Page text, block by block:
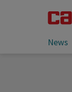
News
Sie lesen: